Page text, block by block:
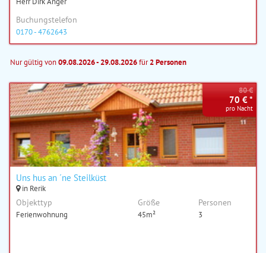
Buchungstelefon
0170 - 4762643
Nur gültig von09.08.2026 - 29.08.2026für2 Personen
Uns hus an ´ne Steilküst
in Rerik
Objekttyp
Ferienwohnung
Größe
45m²
Personen
3
80 €
70 € *
pro Nacht